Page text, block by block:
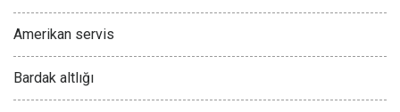
Amerikan servis
Bardak altlığı